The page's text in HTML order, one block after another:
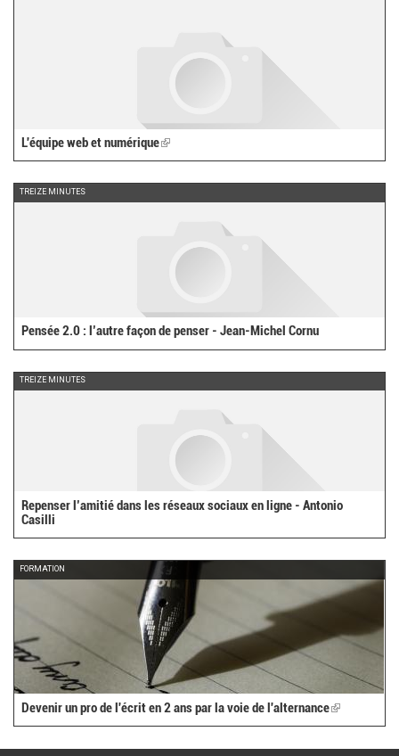
L'équipe web et numérique(link
is
TREIZE MINUTES
Pensée 2.0 : l’autre façon de penser - Jean-Michel Cornu
TREIZE MINUTES
Repenser l’amitié dans les réseaux sociaux en ligne - Antonio
Casilli
FORMATION
Devenir un pro de l'écrit en 2 ans par la voie de l'alternance(link
is